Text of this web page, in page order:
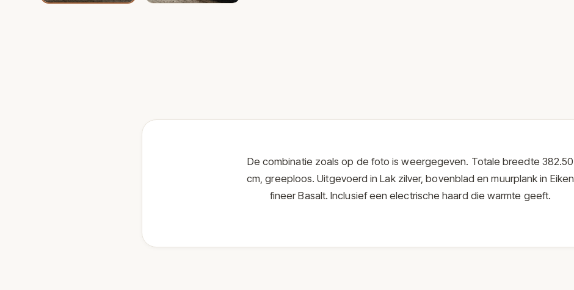
De combinatie zoals op de foto is weergegeven. Totale breedte 382.50
cm, greeploos. Uitgevoerd in Lak zilver, bovenblad en muurplank in Eiken
fineer Basalt. Inclusief een electrische haard die warmte geeft.